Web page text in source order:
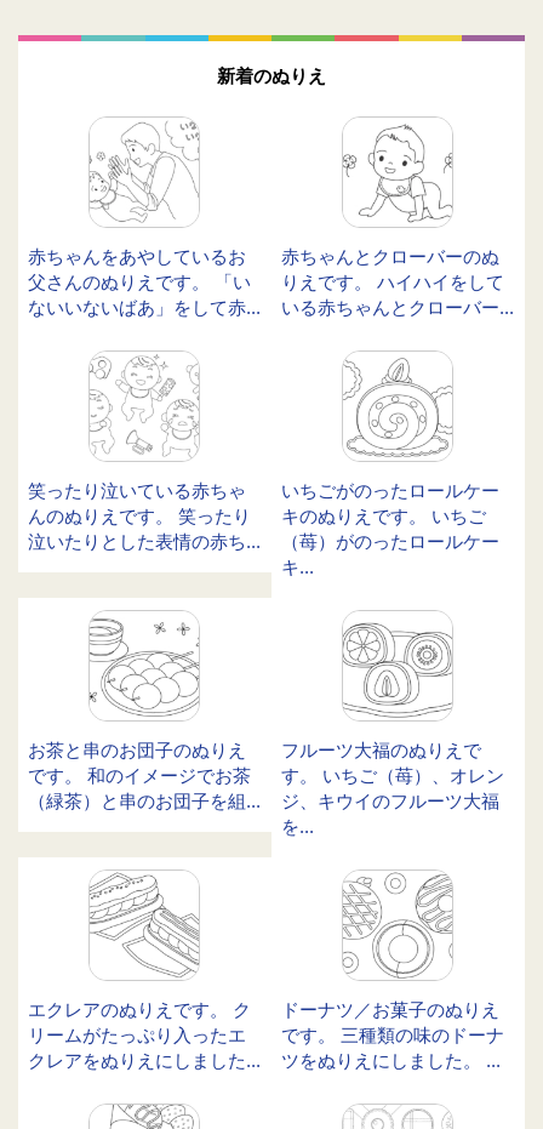
新着のぬりえ
赤ちゃんをあやしているお
父さんのぬりえです。 「い
ないいないばあ」をして赤...
赤ちゃんとクローバーのぬ
りえです。 ハイハイをして
いる赤ちゃんとクローバー...
笑ったり泣いている赤ちゃ
んのぬりえです。 笑ったり
泣いたりとした表情の赤ち...
いちごがのったロールケー
キのぬりえです。 いちご
（苺）がのったロールケー
キ...
お茶と串のお団子のぬりえ
です。 和のイメージでお茶
（緑茶）と串のお団子を組...
フルーツ大福のぬりえで
す。 いちご（苺）、オレン
ジ、キウイのフルーツ大福
を...
エクレアのぬりえです。 ク
リームがたっぷり入ったエ
クレアをぬりえにしました...
ドーナツ／お菓子のぬりえ
です。 三種類の味のドーナ
ツをぬりえにしました。 ...